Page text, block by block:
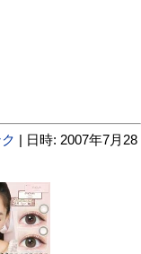
| 日時: 2007年7月28